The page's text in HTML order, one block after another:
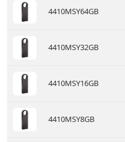
4410MSY64GB
4410MSY32GB
4410MSY16GB
4410MSY8GB